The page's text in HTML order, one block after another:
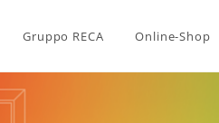
Gruppo RECA Online-Shop